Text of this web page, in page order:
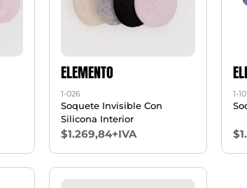
ELEMENTO
1-026
Soquete Invisible Con
Silicona Interior
$1.269,84+IVA
1-